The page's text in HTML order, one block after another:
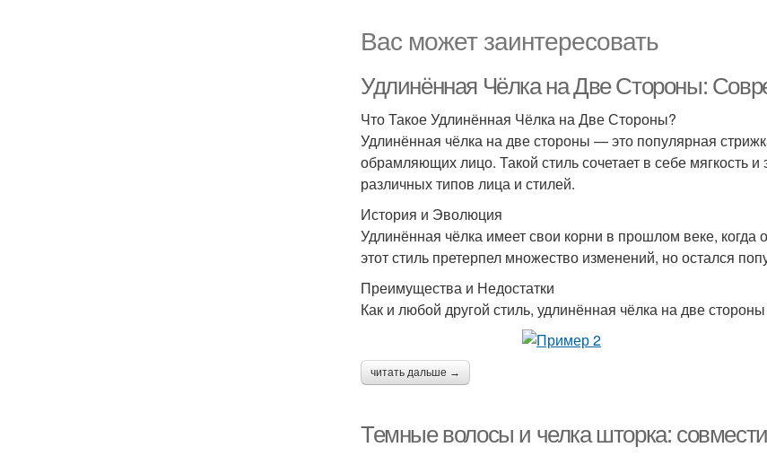
Вас может заинтересовать
Удлинённая Чёлка на Две Стороны:
Что Такое Удлинённая Чёлка на Две Стороны?
Удлинённая чёлка на две стороны — это популярная
обрамляющих лицо. Такой стиль сочетает в себе мягкость
различных типов лица и стилей.
История и Эволюция
Удлинённая чёлка имеет свои корни в прошлом веке,
этот стиль претерпел множество изменений, но остался
Преимущества и Недостатки
Как и любой другой стиль, удлинённая чёлка на две
читать дальше →
Темные волосы и челка шторка: